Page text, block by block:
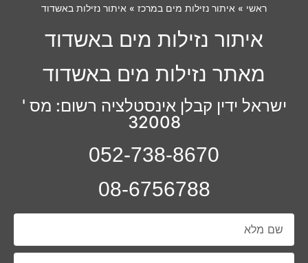
ראשי » איתור נזילות מים במרכז » איתור נזילות באשדוד
איתור נזילות מים באשדוד
מאתר נזילות מים באשדוד
ישראל ידין קבלן אינסטלציה רשום: מס '
32008
052-738-8670
08-6756788